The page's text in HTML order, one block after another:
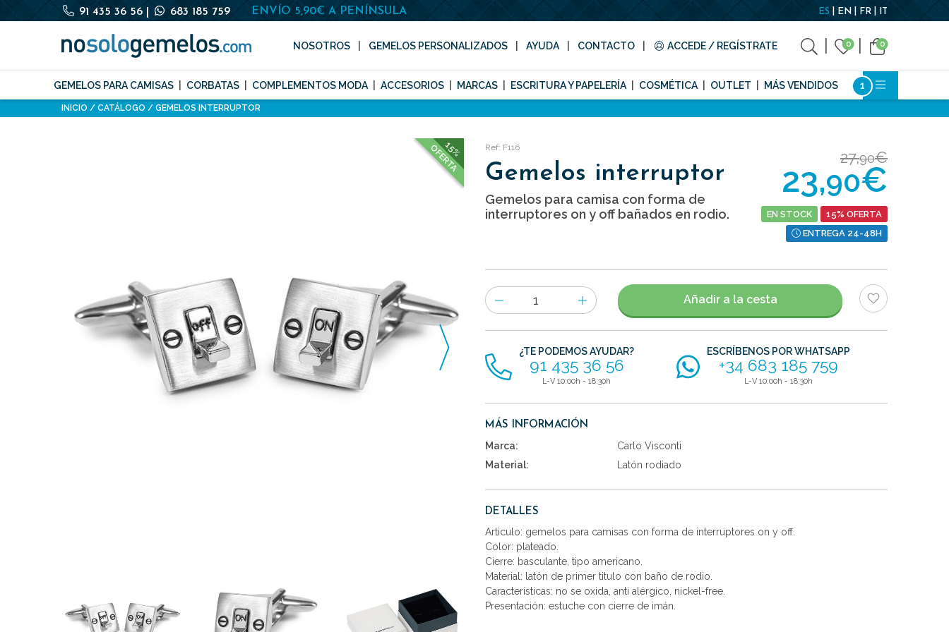
91 435 36 56 683 185 759 ENVÍO 5,90€ A PENÍNSULA ES EN FR IT
NOSOTROS GEMELOS PERSONALIZADOS AYUDA CONTACTO ACCEDE / REGÍSTRATE 0 0
GEMELOS PARA CAMISAS CORBATAS COMPLEMENTOS MODA ACCESORIOS MARCAS ESCRITURA Y PAPELERÍA COSMÉTICA OUTLET MÁS VENDIDOS
INICIO CATÁLOGO GEMELOS INTERRUPTOR
15%
OFERTA Ref: F116
Gemelos interruptor
Gemelos para camisa con forma de
interruptores on y off bañados en rodio.
27,90€
23,90€
EN STOCK
15% OFERTA
ENTREGA 24-48H
Número
de
artículos
Añadir a la cesta
¿TE PODEMOS AYUDAR?
91 435 36 56
L-V 10:00h - 18:30h
ESCRÍBENOS POR WHATSAPP
+34 683 185 759
L-V 10:00h - 18:30h
MÁS INFORMACIÓN
Marca:
Carlo Visconti
Material:
Latón rodiado
DETALLES
Articulo: gemelos para camisas con forma de interruptores on y off.
Color: plateado.
Cierre: basculante, tipo americano.
Material: latón de primer titulo con baño de rodio.
Características: no se oxida, anti alérgico, nickel-free.
Presentación: estuche con cierre de imán.